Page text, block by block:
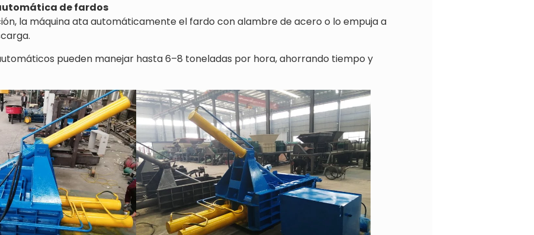
de fardos
la máquina ata automáticamente el fardo con alambre de acero o lo empuja a
pueden manejar hasta 6–8 toneladas por hora, ahorrando tiempo y